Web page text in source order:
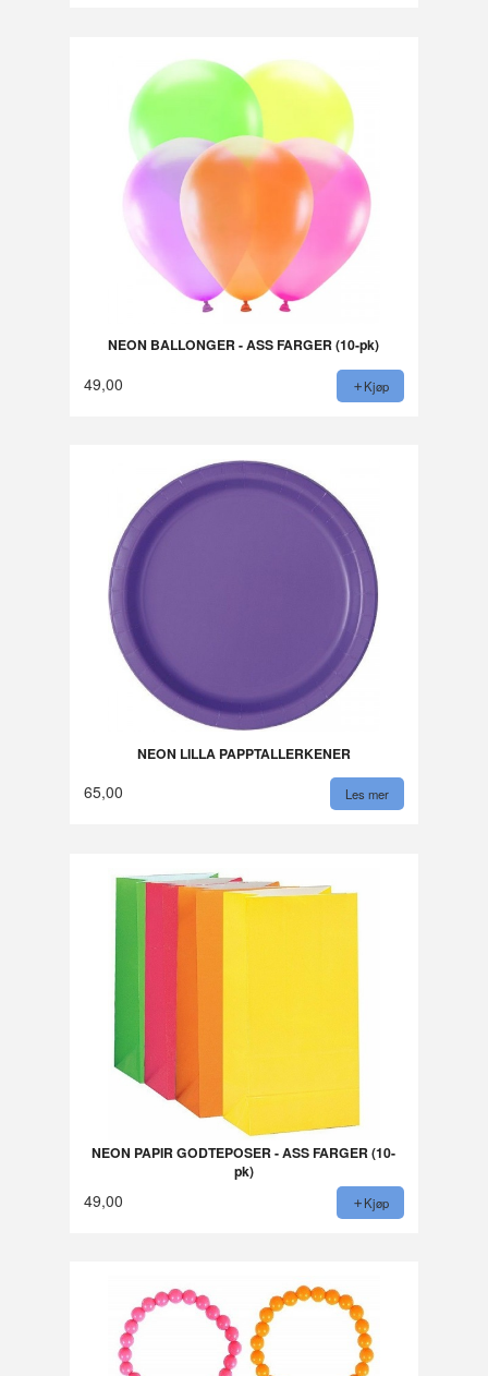
NEON BALLONGER - ASS FARGER (10-pk)
49,00 Kjøp
NEON LILLA PAPPTALLERKENER
65,00 Les mer
NEON PAPIR GODTEPOSER - ASS FARGER (10-
pk)
49,00 Kjøp